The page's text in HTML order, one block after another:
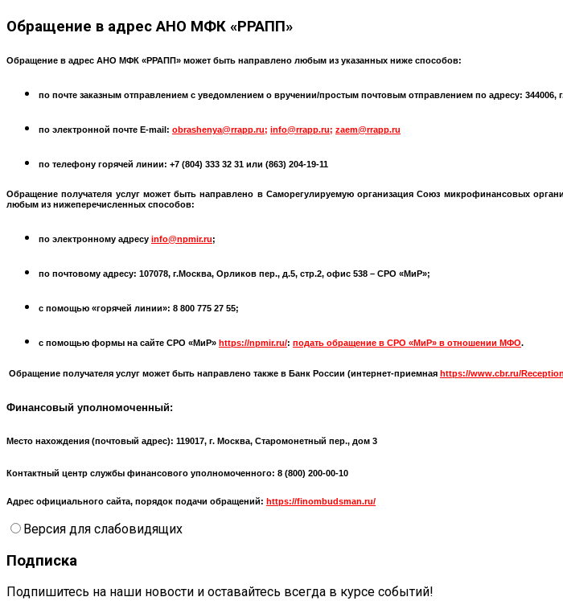
Обращение в адрес АНО МФК «РРАПП»
Обращение в адрес АНО МФК «РРАПП» может быть направлено любым из указанных ниже способов:
по почте заказным отправлением с уведомлением о вручении/простым почтовым отправлением по адресу: 344006,
по электронной почте E-mail: obrashenya@rrapp.ru; info@rrapp.ru; zaem@rrapp.ru
по телефону горячей линии: +7 (804) 333 32 31 или (863) 204-19-11
Обращение получателя услуг может быть направлено в Саморегулируемую организация Союз микрофинансовых
любым из нижеперечисленных способов:
по электронному адресу info@npmir.ru;
по почтовому адресу: 107078, г.Москва, Орликов пер., д.5, стр.2, офис 538 – СРО «МиР»;
с помощью «горячей линии»: 8 800 775 27 55;
с помощью формы на сайте СРО «МиР» https://npmir.ru/: подать обращение в СРО «МиР» в отношении МФО.
Обращение получателя услуг может быть направлено также в Банк России (интернет-приемная https://www.cbr.ru/
Финансовый уполномоченный:
Место нахождения (почтовый адрес): 119017, г. Москва, Старомонетный пер., дом 3
Контактный центр службы финансового уполномоченного: 8 (800) 200-00-10
Адрес официального сайта, порядок подачи обращений: https://finombudsman.ru/
Версия для слабовидящих
Подписка
Подпишитесь на наши новости и оставайтесь всегда в курсе событий!